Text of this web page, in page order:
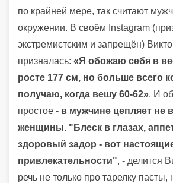
по крайней мере, так считают
окружении. В своём Instagram
экстремистским и запрещён)
призналась: «Я обожаю себя в
росте 177 см, но больше всего
получаю, когда вешу 60-62». И
простое - в мужчине цепляет не
женщины. "Блеск в глазах,
здоровый задор - вот
привлекательности", - делится
речь не только про тарелку пасты,